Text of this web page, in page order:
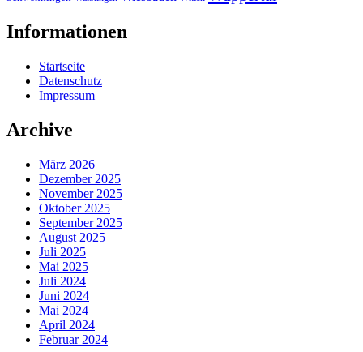
Informationen
Startseite
Datenschutz
Impressum
Archive
März 2026
Dezember 2025
November 2025
Oktober 2025
September 2025
August 2025
Juli 2025
Mai 2025
Juli 2024
Juni 2024
Mai 2024
April 2024
Februar 2024